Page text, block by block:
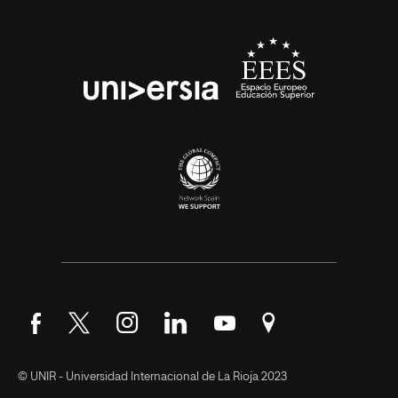
Síguenos en Facebook
Síguenos en Twitter
Síguenos en Instagram
Síguenos en LinkedIn
Síguenos en YouTube
Encuéntranos en
© UNIR - Universidad Internacional de La Rioja 2023